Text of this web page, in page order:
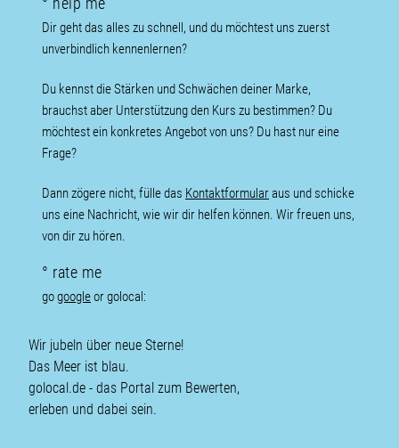
Dir geht das alles zu schnell, und du möchtest uns zuerst
unverbindlich kennenlernen?
Du kennst die Stärken und Schwächen deiner Marke,
brauchst aber Unterstützung den Kurs zu bestimmen? Du
möchtest ein konkretes Angebot von uns? Du hast nur eine
Frage?
Dann zögere nicht, fülle das Kontaktformularaus und schicke
uns eine Nachricht, wie wir dir helfen können. Wir freuen uns,
von dir zu hören.
° rate me
gogoogleor golocal:
Wir jubeln über neue Sterne!
Das Meer ist blau.
golocal.de - das Portal zum Bewerten,
erleben und dabei sein.